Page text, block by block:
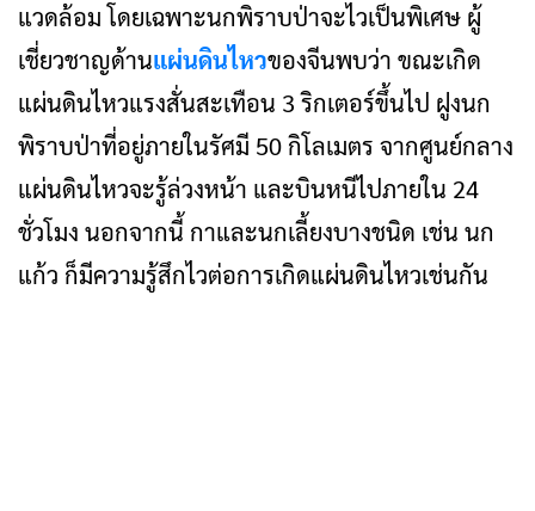
แวดล้อม โดยเฉพาะนกพิราบป่าจะไวเป็นพิเศษ ผู้
เชี่ยวชาญด้านแผ่นดินไหวของจีนพบว่า ขณะเกิด
แผ่นดินไหวแรงสั่นสะเทือน 3 ริกเตอร์ขึ้นไป ฝูงนก
พิราบป่าที่อยู่ภายในรัศมี 50 กิโลเมตร จากศูนย์กลาง
แผ่นดินไหวจะรู้ล่วงหน้า และบินหนีไปภายใน 24
ชั่วโมง นอกจากนี้ กาและนกเลี้ยงบางชนิด เช่น นก
แก้ว ก็มีความรู้สึกไวต่อการเกิดแผ่นดินไหวเช่นกัน